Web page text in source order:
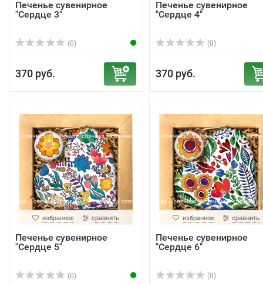
Печенье сувенирное
"Сердце 3"
(0)
370 руб.
Печенье сувенирное
"Сердце 4"
(0)
370 руб.
избранное сравнить
Печенье сувенирное
"Сердце 5"
(0)
избранное сравнить
Печенье сувенирное
"Сердце 6"
(0)